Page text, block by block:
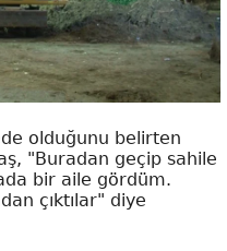
olduğunu belirten
"Buradan geçip sahile
bir aile gördüm.
çıktılar" diye